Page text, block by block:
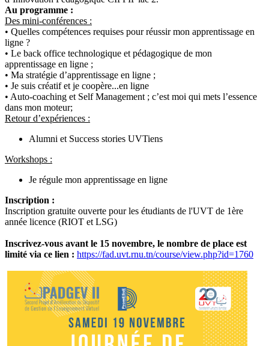
Au programme :
Des mini-conférences :
• Quelles compétences requises pour réussir mon apprentissage en
ligne ?
• Le back office technologique et pédagogique de mon
apprentissage en ligne ;
• Ma stratégie d’apprentissage en ligne ;
• Je suis créatif et je coopère...en ligne
• Auto-coaching et Self Management ; c’est moi qui mets l’essence
dans mon moteur;
Retour d’expériences :
Alumni et Success stories UVTiens
Workshops :
Je régule mon apprentissage en ligne
Inscription :
Inscription gratuite ouverte pour les étudiants de l'UVT de 1ère
année licence (RIOT et LSG)
Inscrivez-vous avant le 15 novembre, le nombre de place est
limité via ce lien : https://fad.uvt.rnu.tn/course/view.php?id=1760